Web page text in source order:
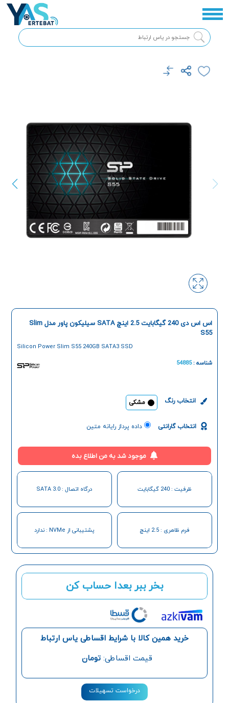
بخر ببر بعدا حساب کن
خرید همین کالا با شرایط اقساطی یاس ارتباط
قیمت اقساطی: تومان
درخواست تسهیلات
اس اس دی 240 گیگابایت 2.5 اینچ SATA سیلیکون پاور مدل Slim
S55
Silicon Power Slim S55 240GB SATA3 SSD
شناسه :54885
انتخاب رنگ مشکی
انتخاب گارانتی داده پرداز رایانه متین
موجود شد به من اطلاع بده
ظرفیت : 240 گیگابایت درگاه اتصال : SATA 3.0
فرم ظاهری : 2.5 اینچ پشتیبانی از NVMe : ندارد